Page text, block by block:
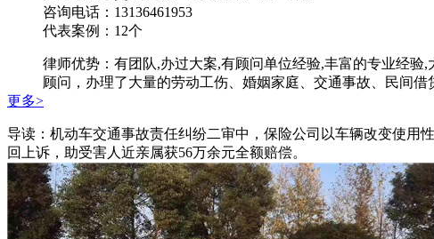
咨询电话：13136461953
代表案例：12个
律师优势：有团队,办过大案,有顾问单位经验,丰富的专业经
顾问，办理了大量的劳动工伤、婚姻家庭、交通事故、民间
更多>
导读：机动车交通事故责任纠纷二审中，保险公司以车辆改变使用
回上诉，助受害人近亲属获56万余元全额赔偿。